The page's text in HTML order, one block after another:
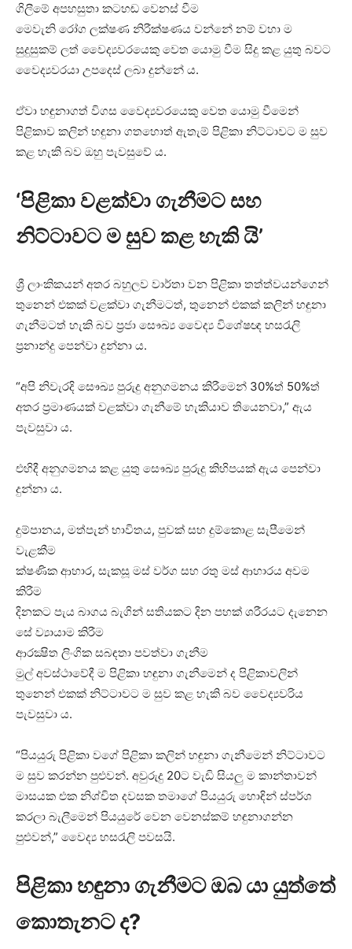
ගිලීමේ අපහසුතා කටහඬ වෙනස් වීම
මෙවැනි රෝග ලක්ෂණ නිරීක්ෂණය වන්නේ නම් වහා ම
සුදුසුකම් ලත් වෛද්‍යවරයෙකු වෙත යොමු වීම සිදු කළ යුතු බවට
වෛද්‍යවරයා උපදෙස් ලබා දුන්නේ ය.
ඒවා හඳුනාගත් විගස වෛද්‍යවරයෙකු වෙත යොමු වීමෙන්
පිළිකාව කලින් හඳුනා ගතහොත් ඇතැම් පිළිකා නිට්ටාවට ම සුව
කළ හැකි බව ඔහු පැවසුවේ ය.
‘පිළිකා වළක්වා ගැනීමට සහ
නිට්ටාවට ම සුව කළ හැකි යි’
ශ්‍රී ලාංකිකයන් අතර බහුලව වාර්තා වන පිළිකා තත්ත්වයන්ගෙන්
තුනෙන් එකක් වළක්වා ගැනීමටත්, තුනෙන් එකක් කලින් හඳුනා
ගැනීමටත් හැකි බව ප්‍රජා සෞඛ්‍ය වෛද්‍ය විශේෂඥ හසරැලි
ප්‍රනාන්දු පෙන්වා දුන්නා ය.
“අපි නිවැරදි සෞඛ්‍ය පුරුදු අනුගමනය කිරීමෙන් 30%ත් 50%ත්
අතර ප්‍රමාණයක් වළක්වා ගැනීමේ හැකියාව තියෙනවා,” ඇය
පැවසුවා ය.
එහිදී අනුගමනය කළ යුතු සෞඛ්‍ය පුරුදු කිහිපයක් ඇය පෙන්වා
දුන්නා ය.
දුම්පානය, මත්පැන් භාවිතය, පුවක් සහ දුම්කොළ සැපීමෙන්
වැළකීම
ක්ෂණික ආහාර, සැකසූ මස් වර්ග සහ රතු මස් ආහාරය අවම
කිරීම
දිනකට පැය බාගය බැගින් සතියකට දින පහක් ශරීරයට දැනෙන
සේ ව්‍යායාම කිරීම
ආරක්‍ෂිත ලිංගික සබඳතා පවත්වා ගැනීම
මුල් අවස්ථාවේදී ම පිළිකා හඳුනා ගැනීමෙන් ද පිළිකාවලින්
තුනෙන් එකක් නිට්ටාවට ම සුව කළ හැකි බව වෛද්‍යවරිය
පැවසුවා ය.
“පියයුරු පිළිකා වගේ පිළිකා කලින් හඳුනා ගැනීමෙන් නිට්ටාවට
ම සුව කරන්න පුළුවන්. අවුරුදු 20ට වැඩි සියලු ම කාන්තාවන්
මාසයක එක නිශ්චිත දවසක තමාගේ පියයුරු හොඳින් ස්පර්ශ
කරලා බැලීමෙන් පියයුරේ වෙන වෙනස්කම් හඳුනාගන්න
පුළුවන්,” වෛද්‍ය හසරැලි පවසයි.
පිළිකා හඳුනා ගැනීමට ඔබ යා යුත්තේ
කොතැනට ද?